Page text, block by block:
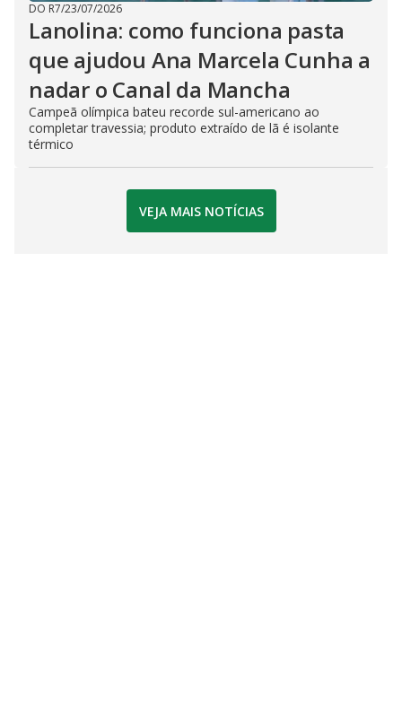
DO R7/23/07/2026
Lanolina: como funciona pasta
que ajudou Ana Marcela Cunha a
nadar o Canal da Mancha
Campeã olímpica bateu recorde sul-americano ao
completar travessia; produto extraído de lã é isolante
térmico
VEJA MAIS NOTÍCIAS